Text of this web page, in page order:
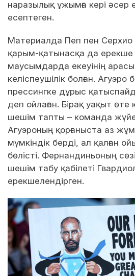
наразылық ұжымға кері әсер
есептеген.
Материалда Пеп пен Серхио
қарым-қатынасқа да ерекше
маусымдарда екеуінің
келіспеушілік болған. Агуэро
прессингке дұрыс
деп ойлаған. Бірақ уақыт өте
шешім тапты – команда
Агуэроның қорғаныста аз
мүмкіндік берді, ал қалған
бөлісті. Фернандиньоның
шешім табу қабілеті
ерекшелендірген.